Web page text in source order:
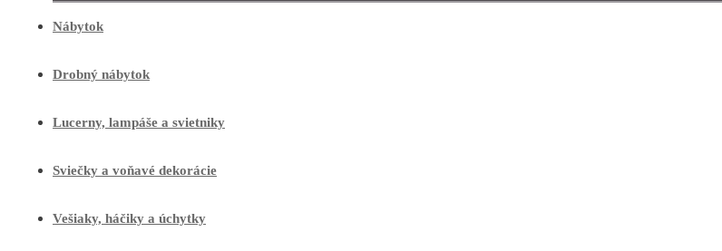
Nábytok
Drobný nábytok
Lucerny, lampáše a svietniky
Sviečky a voňavé dekorácie
Vešiaky, háčiky a úchytky